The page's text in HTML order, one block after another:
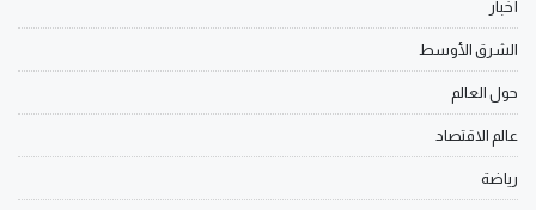
أخبار
الشرق الأوسط
حول العالم
عالم الاقتصاد
رياضة